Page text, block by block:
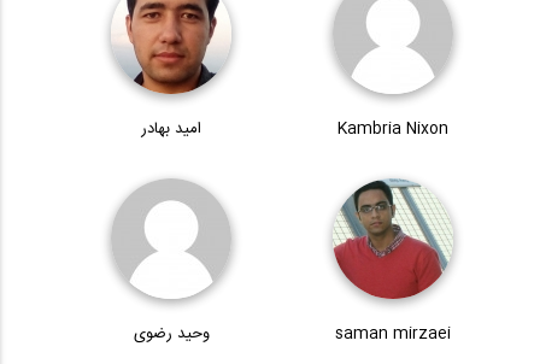
Kambria Nixon امید بهادر
saman mirzaei وحید رضوی